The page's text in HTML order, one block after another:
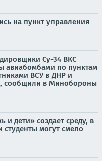
на пункт управления
Су-34 ВКС
авиабомбами по пунктам
ВСУ в ДНР и
сообщили в Минобороны
и дети» создает среду, в
могут смело